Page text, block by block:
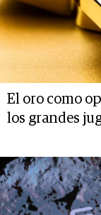
El oro como
los grandes